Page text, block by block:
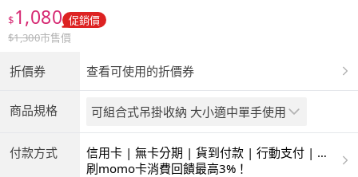
$1,080 促銷價
$1,300市售價
折價券 查看可使用的折價券
商品規格 可組合式吊掛收納 大小適中單手使用
付款方式
信用卡 | 無卡分期 | 貨到付款 | 行動支付 | 超
商付款 | ATM | 銀聯卡
刷momo卡消費回饋最高3%！